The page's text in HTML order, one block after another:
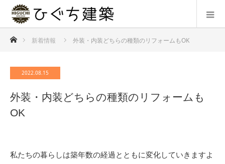
ホーム新着情報 外装・内装どちらの種類のリフォームもOK
2022.08.15
外装・内装どちらの種類のリフォームも
OK
私たちの暮らしは築年数の経過とともに変化していきますよ